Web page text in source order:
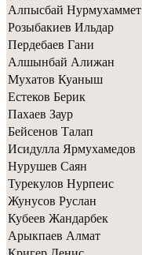
Алпысбай Нурмухаммет
Розыбакиев Ильдар
Пердебаев Гани
Алшынбай Алижан
Мухатов Куаныш
Естеков Берик
Пахаев Заур
Бейсенов Талап
Исидулла Ярмухамедов
Нурушев Саян
Турекулов Нурпеис
Жунусов Руслан
Кубеев Жандарбек
Арыкпаев Алмат